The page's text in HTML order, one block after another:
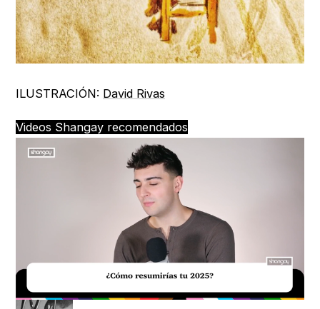
ILUSTRACIÓN: David Rivas
Videos Shangay recomendados
Unmute Loaded:
29.95%